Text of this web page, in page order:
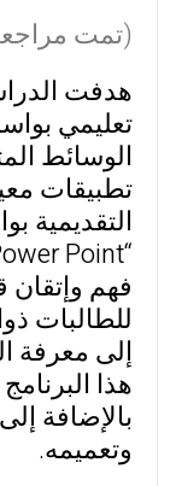
(تمت
هدفت
تعليمي
الوسائط
تطبيقات
التقديمية
فهم وإتقان
للطالبات
إلى معرفة
هذا
بالإضافة
وتعميمه.